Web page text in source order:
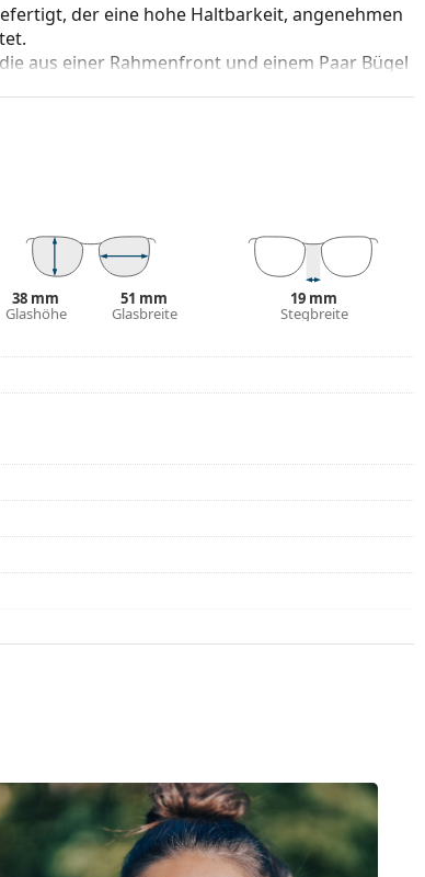
der eine hohe Haltbarkeit, angenehmen
aus einer Rahmenfront und einem Paar Bügel
dass sie das Glas vollständig umschließen, und
ist für alle Gläser geeignet, auch für
Etuis und sein Design können variieren.
Brillen geeignet. Einige Modelle können mit
Modelle zu finden, oder nutzen Sie
Anleitung.
38 mm
Glashöhe
51 mm
Glasbreite
19 mm
Stegbreite